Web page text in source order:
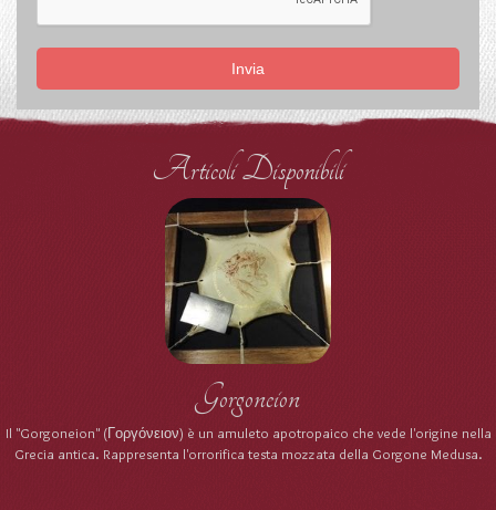
Invia
Articoli Disponibili
Gorgoneion
Il "Gorgoneion" (Γοργόνειον) è un amuleto apotropaico che vede l'origine nella
Grecia antica. Rappresenta l'orrorifica testa mozzata della Gorgone Medusa.